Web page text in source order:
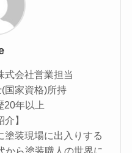
式会社営業担当
(国家資格)所持
20年以上
介】
塗装現場に出入りする
から塗装職人の世界に